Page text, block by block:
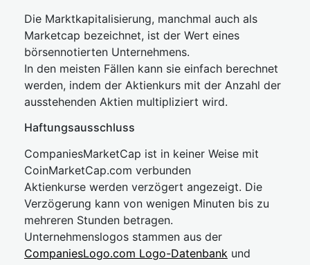
Die Marktkapitalisierung, manchmal auch als
Marketcap bezeichnet, ist der Wert eines
börsennotierten Unternehmens.
In den meisten Fällen kann sie einfach berechnet
werden, indem der Aktienkurs mit der Anzahl der
ausstehenden Aktien multipliziert wird.
Haftungsausschluss
CompaniesMarketCap ist in keiner Weise mit
CoinMarketCap.com verbunden
Aktienkurse werden verzögert angezeigt. Die
Verzögerung kann von wenigen Minuten bis zu
mehreren Stunden betragen.
Unternehmenslogos stammen aus der
CompaniesLogo.com Logo-Datenbank und